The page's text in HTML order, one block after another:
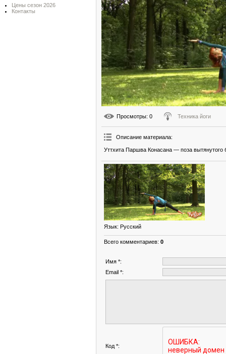
Цены сезон 2026
Контакты
Просмотры: 0 Техника йоги
Описание материала:
Уттхита Паршва Конасана — поза вытянутого
Язык: Русский
Всего комментариев: 0
Имя *:
Email *:
Код *: